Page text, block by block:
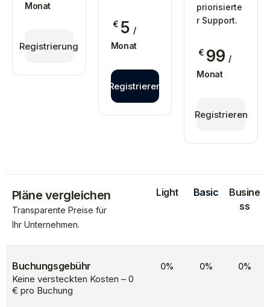
Monat
Registrierung
€ 5 /
Monat
Registrieren
€ 99 /
Monat
priorisierte
r Support.
Registrieren
Pläne vergleichen
Transparente Preise für
Ihr Unternehmen.
Light Basic
Busine
ss
Buchungsgebühr
Keine versteckten Kosten – 0
€ pro Buchung
0% 0% 0%